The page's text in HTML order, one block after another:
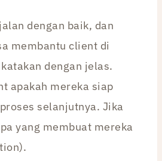
dengan baik, dan
membantu client di
dengan jelas.
apakah mereka siap
selanjutnya. Jika
yang membuat mereka